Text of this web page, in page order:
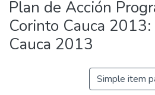
Plan de Acción
Corinto Cauca
Cauca 2013
Simple item